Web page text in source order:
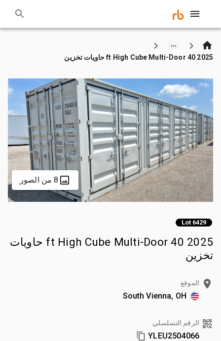
2025 40 ft High Cube Multi-Door حاويات تخزين
8 من الصور
Lot 6429
2025 40 ft High Cube Multi-Door حاويات
تخزين
الموقع
South Vienna, OH
الرقم التسلسلي
YLEU2504066